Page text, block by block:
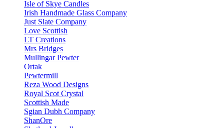
Isle of Skye Candles
Irish Handmade Glass Company
Just Slate Company
Love Scottish
LT Creations
Mrs Bridges
Mullingar Pewter
Ortak
Pewtermill
Reza Wood Designs
Royal Scot Crystal
Scottish Made
Sgian Dubh Company
ShanOre